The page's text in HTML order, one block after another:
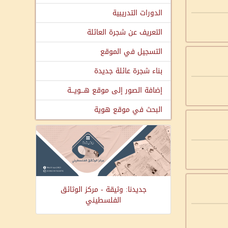
الدورات التدريبية
التعريف عن شجرة العائلة
التسجيل في الموقع
بناء شجرة عائلة جديدة
إضافة الصور إلى موقع هـــويـــة
البحث في موقع هوية
جديدنا: وثيقة - مركز الوثائق
الفلسطيني